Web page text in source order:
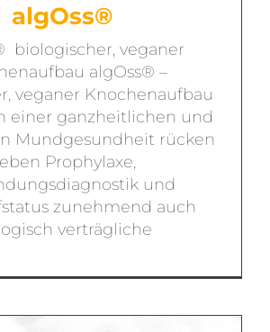
algOss®
biologischer, veganer
algOss® –
veganer Knochenaufbau
einer ganzheitlichen und
Mundgesundheit rücken
Prophylaxe,
und
zunehmend auch
verträgliche